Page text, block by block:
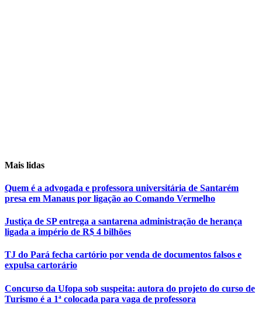
Mais lidas
Quem é a advogada e professora universitária de Santarém
presa em Manaus por ligação ao Comando Vermelho
Justiça de SP entrega a santarena administração de herança
ligada a império de R$ 4 bilhões
TJ do Pará fecha cartório por venda de documentos falsos e
expulsa cartorário
Concurso da Ufopa sob suspeita: autora do projeto do curso de
Turismo é a 1ª colocada para vaga de professora